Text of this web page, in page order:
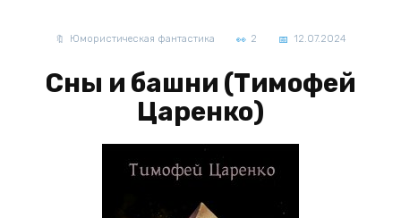
Юмористическая фантастика 2 12.07.2024
Сны и башни (Тимофей
Царенко)